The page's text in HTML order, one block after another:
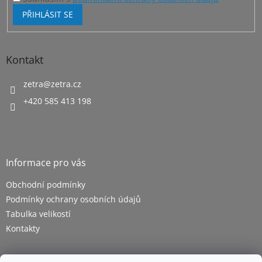
PŘIHLÁSIT SE
Kontakt
zetra@zetra.cz
+420 585 413 198
Informace pro vás
Obchodní podmínky
Podmínky ochrany osobních údajů
Tabulka velikostí
Kontakty